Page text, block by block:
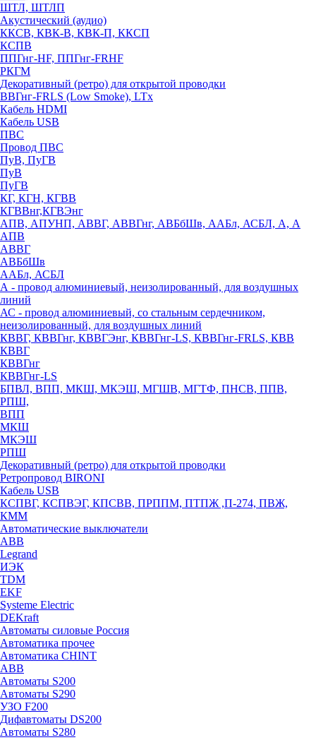
ШТЛ, ШТЛП
Акустический (аудио)
ККСВ, КВК-В, КВК-П, ККСП
КСПВ
ППГнг-HF, ППГнг-FRHF
РКГМ
Декоративный (ретро) для открытой проводки
ВВГнг-FRLS (Low Smoke), LTx
Кабель HDMI
Кабель USB
ПВС
Провод ПВС
ПуВ, ПуГВ
ПуВ
ПуГВ
КГ, КГН, КГВВ
КГВВнг,КГВЭнг
АПВ, АПУНП, АВВГ, АВВГнг, АВБбШв, ААБл, АСБЛ, А, А
АПВ
АВВГ
АВБбШв
ААБл, АСБЛ
А - провод алюминиевый, неизолированный, для воздушных
линий
АС - провод алюминиевый, со стальным сердечником,
неизолированный, для воздушных линий
КВВГ, КВВГнг, КВВГЭнг, КВВГнг-LS, КВВГнг-FRLS, КВВ
КВВГ
КВВГнг
КВВГнг-LS
БПВЛ, ВПП, МКШ, МКЭШ, МГШВ, МГТФ, ПНСВ, ППВ,
РПШ,
ВПП
МКШ
МКЭШ
РПШ
Декоративный (ретро) для открытой проводки
Ретропровод BIRONI
Кабель USB
КСПВГ, КСПВЭГ, КПСВВ, ПРППМ, ПТПЖ ,П-274, ПВЖ,
КММ
Автоматические выключатели
ABB
Legrand
ИЭК
TDM
EKF
Systeme Electric
DEKraft
Автоматы силовые Россия
Автоматика прочее
Автоматика CHINT
ABB
Автоматы S200
Автоматы S290
УЗО F200
Дифавтоматы DS200
Автоматы S280